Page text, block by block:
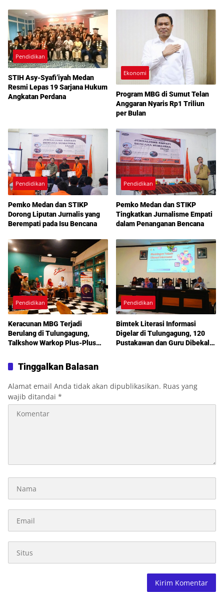
Pendidikan
STIH Asy-Syafi’iyah Medan
Resmi Lepas 19 Sarjana Hukum
Angkatan Perdana
Ekonomi
Program MBG di Sumut Telan
Anggaran Nyaris Rp1 Triliun
per Bulan
Pendidikan
Pemko Medan dan STIKP
Dorong Liputan Jurnalis yang
Berempati pada Isu Bencana
Pendidikan
Pemko Medan dan STIKP
Tingkatkan Jurnalisme Empati
dalam Penanganan Bencana
Pendidikan
Keracunan MBG Terjadi
Berulang di Tulungagung,
Talkshow Warkop Plus-Plus
Pengawasan
Pendidikan
Bimtek Literasi Informasi
Digelar di Tulungagung, 120
Pustakawan dan Guru Dibekali
Tinggalkan Balasan
Alamat email Anda tidak akan dipublikasikan. Ruas yang
wajib ditandai *